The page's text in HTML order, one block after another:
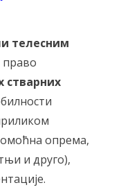
телесним
стварних
опремa,
и друго),